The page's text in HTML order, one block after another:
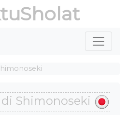
Shimonoseki